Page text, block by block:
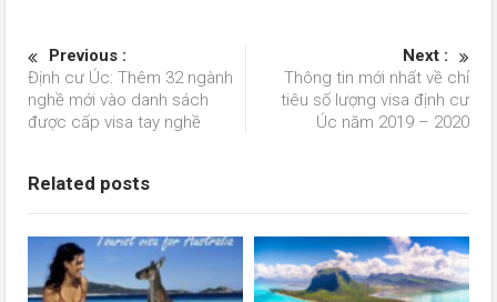
Previous :
Định cư Úc: Thêm 32 ngành
nghề mới vào danh sách
được cấp visa tay nghề
Next :
Thông tin mới nhất về chỉ
tiêu số lượng visa định cư
Úc năm 2019 – 2020
Related posts